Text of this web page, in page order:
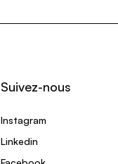
Suivez-nous
Instagram
Linkedin